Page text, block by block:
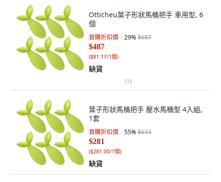
Otticheu葉子形狀馬桶把手 車用型, 6
個
首購折扣價 29%$687
$487
($81.17/1個)
缺貨
(1)
葉子形狀馬桶把手 壓水馬桶型 4入組,
1套
首購折扣價 55%$633
$281
($281.00/1個)
缺貨